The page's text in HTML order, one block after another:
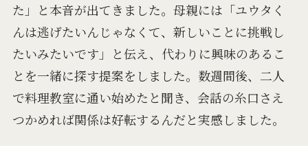
た」と本音が出てきました。母親には「ユウタく
んは逃げたいんじゃなくて、新しいことに挑戦し
たいみたいです」と伝え、代わりに興味のあるこ
とを一緒に探す提案をしました。数週間後、二人
で料理教室に通い始めたと聞き、会話の糸口さえ
つかめれば関係は好転するんだと実感しました。